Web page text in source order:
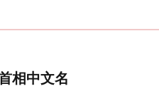
相中文名